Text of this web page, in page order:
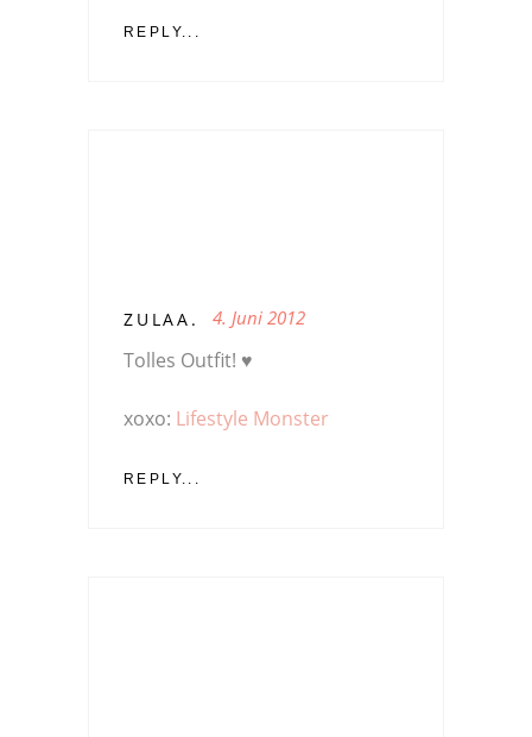
REPLY...
ZULAA. 4. Juni 2012
Tolles Outfit! ♥
xoxo: Lifestyle Monster
REPLY...